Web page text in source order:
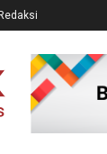
Redaksi